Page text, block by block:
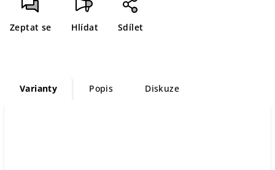
Zeptat se Hlídat Sdílet
Varianty Popis Diskuze